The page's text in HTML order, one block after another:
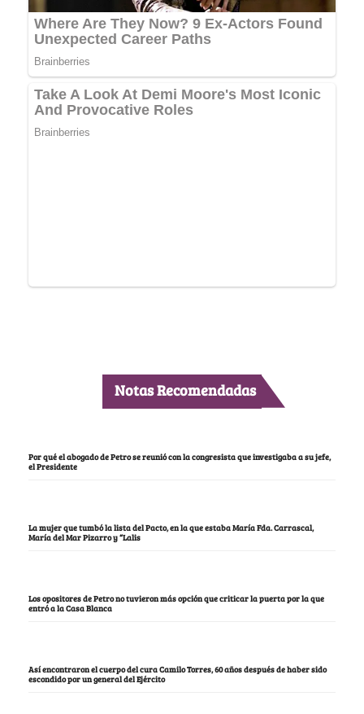
Notas Recomendadas
Por qué el abogado de Petro se reunió con la congresista que investigaba a su jefe,
el Presidente
La mujer que tumbó la lista del Pacto, en la que estaba María Fda. Carrascal,
María del Mar Pizarro y “Lalis
Los opositores de Petro no tuvieron más opción que criticar la puerta por la que
entró a la Casa Blanca
Así encontraron el cuerpo del cura Camilo Torres, 60 años después de haber sido
escondido por un general del Ejército